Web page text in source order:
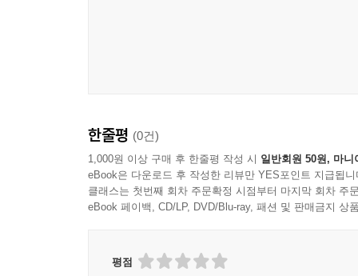
2. 각자 스스로 약 2년의 꾸준한 연습 후의 발성 습
한줄평 (0건)
1,000원 이상 구매 후 한줄평 작성 시 일반회원 50원, 마니
eBook은 다운로드 후 작성한 리뷰만 YES포인트 지급됩니
클래스는 첫번째 회차 주문확정 시점부터 마지막 회차 주
eBook 페이백, CD/LP, DVD/Blu-ray, 패션 및 판매금지 상
평점